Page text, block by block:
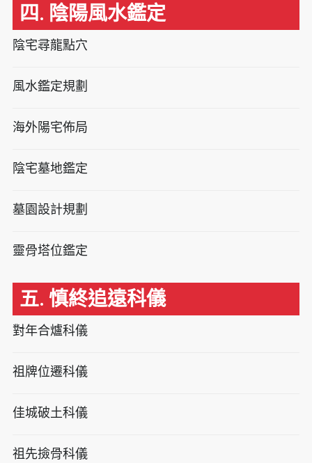
四. 陰陽風水鑑定
陰宅尋龍點穴
風水鑑定規劃
海外陽宅佈局
陰宅墓地鑑定
墓園設計規劃
靈骨塔位鑑定
五. 慎終追遠科儀
對年合爐科儀
祖牌位遷科儀
佳城破土科儀
祖先撿骨科儀